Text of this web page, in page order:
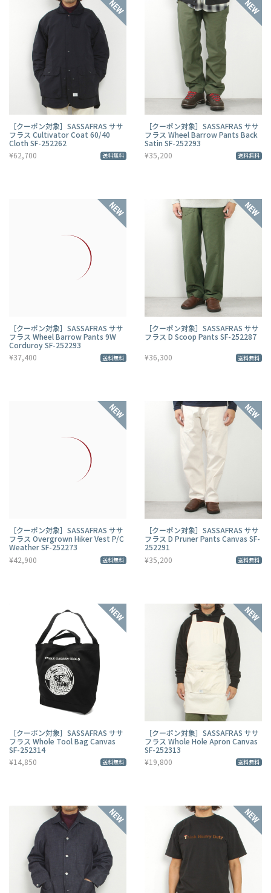
［クーポン対象］SASSAFRAS ササ
フラス Cultivator Coat 60/40
Cloth SF-252262
¥62,700
送料無料
［クーポン対象］SASSAFRAS ササ
フラス Wheel Barrow Pants Back
Satin SF-252293
¥35,200
送料無料
［クーポン対象］SASSAFRAS ササ
フラス Wheel Barrow Pants 9W
Corduroy SF-252293
¥37,400
送料無料
［クーポン対象］SASSAFRAS ササ
フラス D Scoop Pants SF-252287
¥36,300 送料無料
［クーポン対象］SASSAFRAS ササ
フラス Overgrown Hiker Vest P/C
Weather SF-252273
¥42,900
送料無料
［クーポン対象］SASSAFRAS ササ
フラス D Pruner Pants Canvas SF-
252291
¥35,200
送料無料
［クーポン対象］SASSAFRAS ササ
フラス Whole Tool Bag Canvas
SF-252314
¥14,850
送料無料
［クーポン対象］SASSAFRAS ササ
フラス Whole Hole Apron Canvas
SF-252313
¥19,800
送料無料